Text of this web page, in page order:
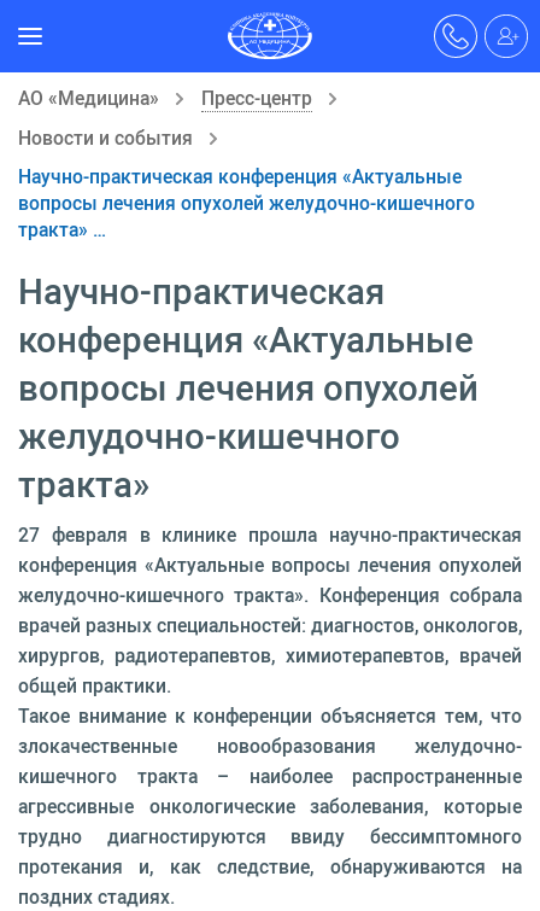
АО «Медицина»
Пресс-центр
Новости и события
Научно-практическая конференция «Актуальные
вопросы лечения опухолей желудочно-кишечного
тракта» …
Научно-практическая
конференция «Актуальные
вопросы лечения опухолей
желудочно-кишечного
тракта»
27 февраля в клинике прошла научно-практическая
конференция «Актуальные вопросы лечения опухолей
желудочно-кишечного тракта». Конференция собрала
врачей разных специальностей: диагностов, онкологов,
хирургов, радиотерапевтов, химиотерапевтов, врачей
общей практики.
Такое внимание к конференции объясняется тем, что
злокачественные новообразования желудочно-
кишечного тракта – наиболее распространенные
агрессивные онкологические заболевания, которые
трудно диагностируются ввиду бессимптомного
протекания и, как следствие, обнаруживаются на
поздних стадиях.